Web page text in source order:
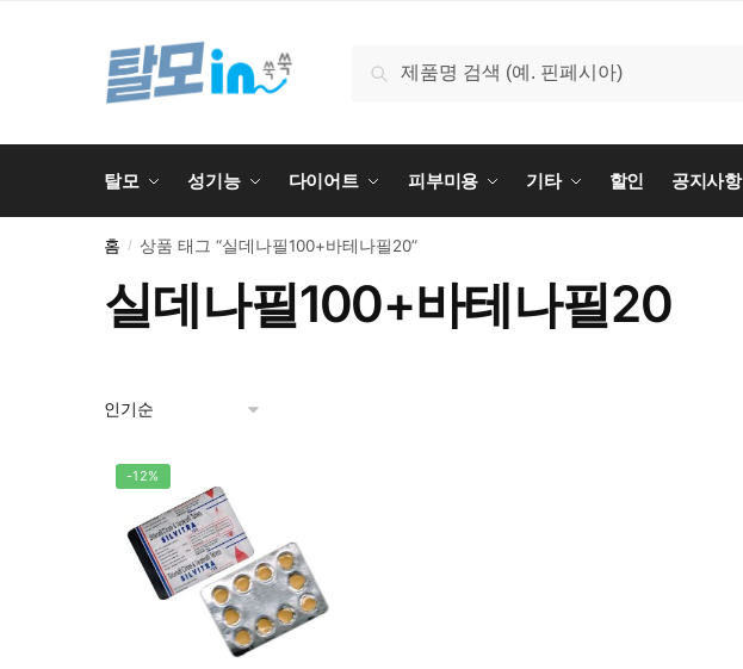
검색
탈모 성기능 다이어트 피부미용 기타 할인 공지사항
홈 / 상품 태그 “실데나필100+바테나필20”
실데나필100+바테나필20
-12%